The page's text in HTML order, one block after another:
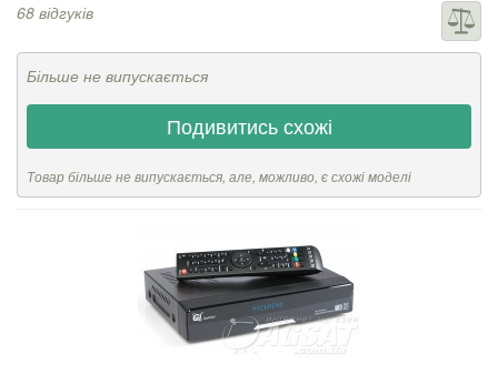
68 відгуків
Більше не випускається
Подивитись схожі
Товар більше не випускається, але, можливо, є схожі моделі